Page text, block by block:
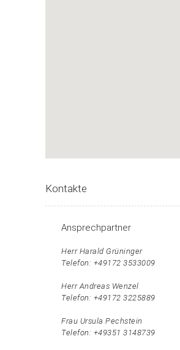
Kontakte
Ansprechpartner
Herr Harald Grüninger
Telefon: +49172 3533009
Herr Andreas Wenzel
Telefon: +49172 3225889
Frau Ursula Pechstein
Telefon: +49351 3148739